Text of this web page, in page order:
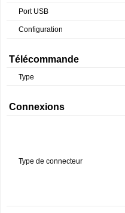
Port USB
Configuration
Télécommande
Type
Connexions
Type de connecteur